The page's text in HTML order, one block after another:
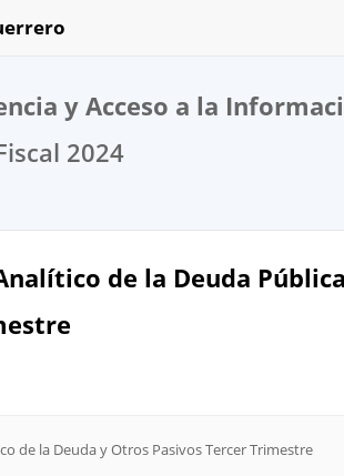
y Acceso a la
2024
de la Deuda
de la Deuda y Otros Pasivos Tercer Trimestre